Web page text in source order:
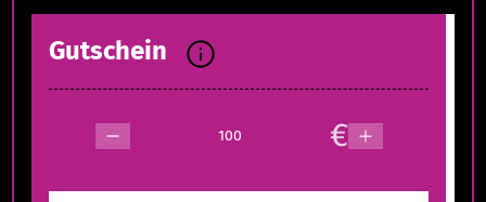
Gutschein
€